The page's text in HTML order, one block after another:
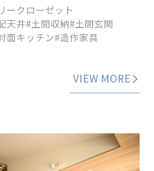
ークローゼット
天井#土間収納#土間玄関
面キッチン#造作家具
VIEW MORE